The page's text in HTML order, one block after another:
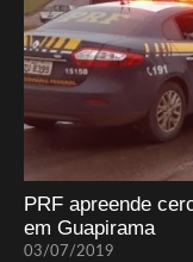
PRF apreende
em Guapirama
03/07/2019